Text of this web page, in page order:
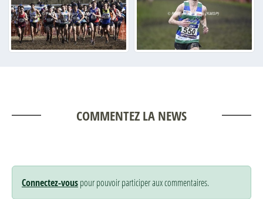
COMMENTEZ LA NEWS
Connectez-vouspour pouvoir participer aux commentaires.